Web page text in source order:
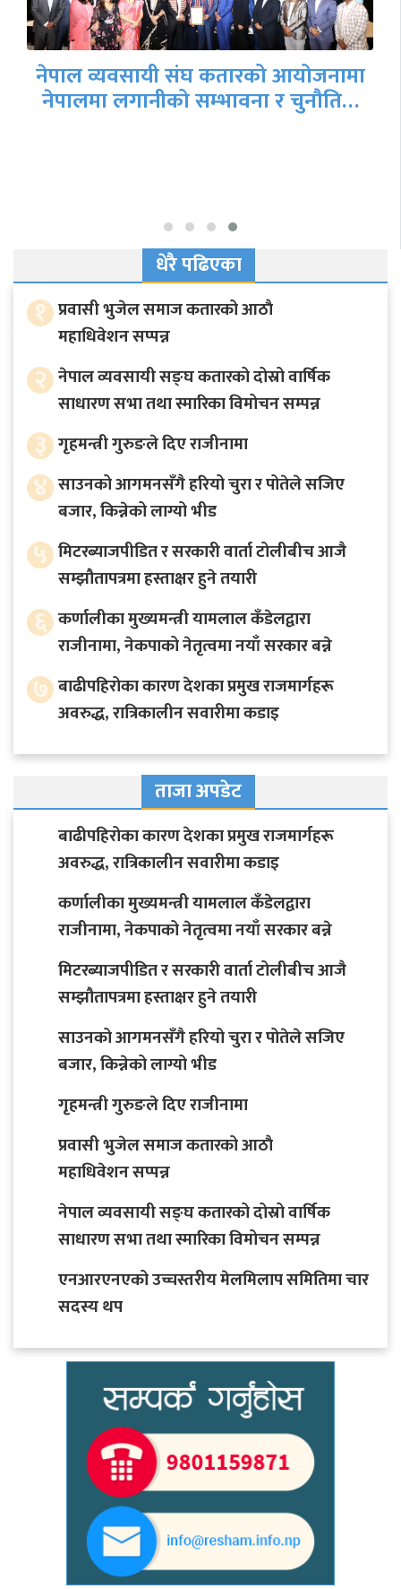
नेपाल व्यवसायी संघ कतारको आयोजनामा
नेपालमा लगानीको सम्भावना र चुनौति…
धेरै पढिएका
१ प्रवासी भुजेल समाज कतारको आठाै
महाधिवेशन सप्पन्न
२ नेपाल व्यवसायी सङ्घ कतारको दोस्रो वार्षिक
साधारण सभा तथा स्मारिका विमोचन सम्पन्न
३ गृहमन्त्री गुरुङले दिए राजीनामा
४ साउनको आगमनसँगै हरियो चुरा र पोतेले सजिए
बजार, किन्नेको लाग्यो भीड
५ मिटरब्याजपीडित र सरकारी वार्ता टोलीबीच आजै
सम्झौतापत्रमा हस्ताक्षर हुने तयारी
६ कर्णालीका मुख्यमन्त्री यामलाल कँडेलद्वारा
राजीनामा, नेकपाको नेतृत्वमा नयाँ सरकार बन्ने
७ बाढीपहिरोका कारण देशका प्रमुख राजमार्गहरू
अवरुद्ध, रात्रिकालीन सवारीमा कडाइ
ताजा अपडेट
बाढीपहिरोका कारण देशका प्रमुख राजमार्गहरू
अवरुद्ध, रात्रिकालीन सवारीमा कडाइ
कर्णालीका मुख्यमन्त्री यामलाल कँडेलद्वारा
राजीनामा, नेकपाको नेतृत्वमा नयाँ सरकार बन्ने
मिटरब्याजपीडित र सरकारी वार्ता टोलीबीच आजै
सम्झौतापत्रमा हस्ताक्षर हुने तयारी
साउनको आगमनसँगै हरियो चुरा र पोतेले सजिए
बजार, किन्नेको लाग्यो भीड
गृहमन्त्री गुरुङले दिए राजीनामा
प्रवासी भुजेल समाज कतारको आठाै
महाधिवेशन सप्पन्न
नेपाल व्यवसायी सङ्घ कतारको दोस्रो वार्षिक
साधारण सभा तथा स्मारिका विमोचन सम्पन्न
एनआरएनएको उच्चस्तरीय मेलमिलाप समितिमा चार
सदस्य थप